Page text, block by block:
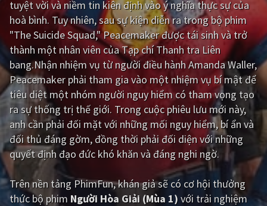
Giật gân Gia đình
Bí ẩn Lịch sử
Viễn Tây Tiểu sử
GameShow DramaTV
QUỐC GIA
Âu - Mỹ Trung Quốc - Hồng Kông
Hàn Quốc Nhật Bản
Ấn Độ Việt Nam
tuyệt vời và niềm tin kiên định vào ý nghĩa thực sự của
hoà bình. Tuy nhiên, sau sự kiện diễn ra trong bộ phim
"The Suicide Squad," Peacemaker được tái sinh và trở
thành một nhân viên của Tạp chí Thanh tra Liên
bang.Nhận nhiệm vụ từ người điều hành Amanda Waller,
Peacemaker phải tham gia vào một nhiệm vụ bí mật để
tiêu diệt một nhóm người nguy hiểm có tham vọng tạo
ra sự thống trị thế giới. Trong cuộc phiêu lưu mới này,
anh cần phải đối mặt với những mối nguy hiểm, bí ẩn và
đối thủ đáng gờm, đồng thời phải đối diện với những
quyết định đạo đức khó khăn và đáng nghi ngờ.
Trên nền tảng PhimFun, khán giả sẽ có cơ hội thưởng
thức bộ phim Người Hòa Giải (Mùa 1)với trải nghiệm